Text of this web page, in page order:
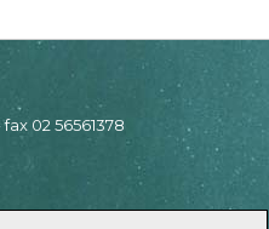
02 56561378